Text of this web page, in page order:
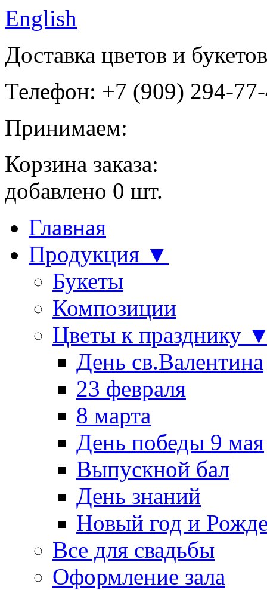
English
Доставка цветов и
Телефон: +7 (909) 294-
Принимаем:
Корзина заказа:
добавлено 0 шт.
Главная
Продукция ▼
Букеты
Композиции
Цветы к празднику
День св.Валентина
23 февраля
8 марта
День победы 9 мая
Выпускной бал
День знаний
Новый год и
Все для свадьбы
Оформление зала